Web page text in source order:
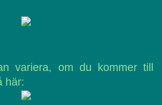
variera, om du kommer till
här: